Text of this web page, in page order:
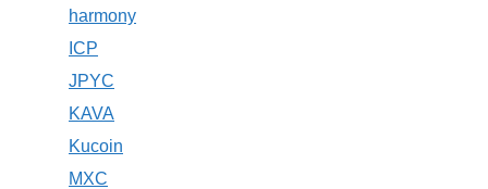
harmony
ICP
JPYC
KAVA
Kucoin
MXC